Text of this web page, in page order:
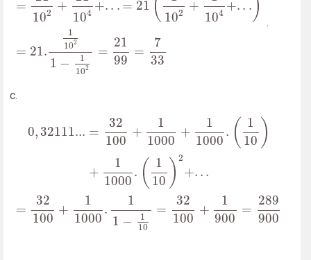
=
102 +
104 +. . . = 21
102 +
104 +. . .
= 21.
1
102
1 −
1
102
=
21
99
=
7
33
.
c.
0, 32111... =
32
100
+
1
1000
+
1
1000
. (
1
10 )
+
1
1000
. (
1
10 ) 2
+. . .
=
32
100
+
1
1000
.
1
1 −
1
10
=
32
100
+
1
900
=
289
900
100+1 + ( + 1 1000